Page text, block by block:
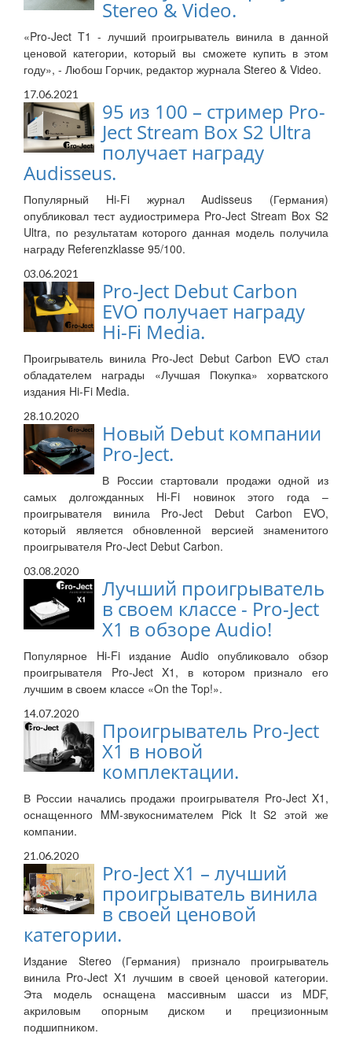
Stereo & Video.
«Pro-Ject T1 - лучший проигрыватель винила в данной
ценовой категории, который вы сможете купить в этом
году», - Любош Горчик, редактор журнала Stereo & Video.
17.06.2021
95 из 100 – стример Pro-
Ject Stream Box S2 Ultra
получает награду
Audisseus.
Популярный Hi-Fi журнал Audisseus (Германия)
опубликовал тест аудиостримера Pro-Ject Stream Box S2
Ultra, по результатам которого данная модель получила
награду Referenzklasse 95/100.
03.06.2021
Pro-Ject Debut Carbon
EVO получает награду
Hi-Fi Media.
Проигрыватель винила Pro-Ject Debut Carbon EVO стал
обладателем награды «Лучшая Покупка» хорватского
издания Hi-Fi Media.
28.10.2020
Новый Debut компании
Pro-Ject.
В России стартовали продажи одной из
самых долгожданных Hi-Fi новинок этого года –
проигрывателя винила Pro-Ject Debut Carbon EVO,
который является обновленной версией знаменитого
проигрывателя Pro-Ject Debut Carbon.
03.08.2020
Лучший проигрыватель
в своем классе - Pro-Ject
X1 в обзоре Audio!
Популярное Hi-Fi издание Audio опубликовало обзор
проигрывателя Pro-Ject X1, в котором признало его
лучшим в своем классе «On the Top!».
14.07.2020
Проигрыватель Pro-Ject
X1 в новой
комплектации.
В России начались продажи проигрывателя Pro-Ject X1,
оснащенного MM-звукоснимателем Pick It S2 этой же
компании.
21.06.2020
Pro-Ject X1 – лучший
проигрыватель винила
в своей ценовой
категории.
Издание Stereo (Германия) признало проигрыватель
винила Pro-Ject X1 лучшим в своей ценовой категории.
Эта модель оснащена массивным шасси из MDF,
акриловым опорным диском и прецизионным
подшипником.